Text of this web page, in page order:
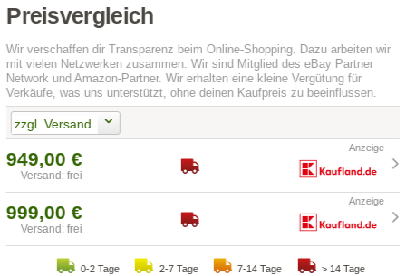
Preisvergleich
Wir verschaffen dir Transparenz beim Online-Shopping. Dazu arbeiten wir
mit vielen Netzwerken zusammen. Wir sind Mitglied des eBay Partner
Network und Amazon-Partner. Wir erhalten eine kleine Vergütung für
Verkäufe, was uns unterstützt, ohne deinen Kaufpreis zu beeinflussen.
zzgl. Versand
949,00 €
Versand: frei
999,00 €
Versand: frei
0-2 Tage 2-7 Tage 7-14 Tage > 14 Tage